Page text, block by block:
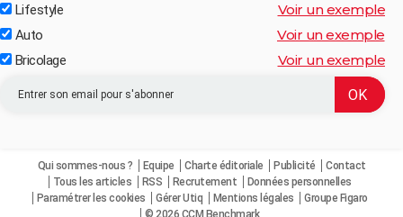
Lifestyle Voir un exemple
Auto Voir un exemple
Bricolage Voir un exemple
Qui sommes-nous ? Equipe Charte éditoriale Publicité
Contact
Tous les articles
RSS Recrutement
Données personnelles
Paramétrer les cookies
Gérer Utiq Mentions légales
Groupe Figaro
© 2026 CCM Benchmark